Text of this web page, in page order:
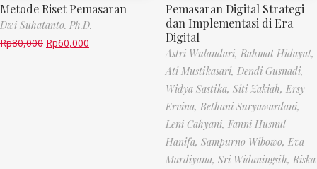
Metode Riset Pemasaran
Dwi Suhatanto. Ph.D.
Rp80,000 Rp60,000
Pemasaran Digital Strategi
dan Implementasi di Era
Digital
Astri Wulandari, Rahmat Hidayat,
Ati Mustikasari, Dendi Gusnadi,
Widya Sastika, Siti Zakiah, Ersy
Ervina, Bethani Suryawardani,
Leni Cahyani, Fanni Husnul
Hanifa, Sampurno Wibowo, Eva
Mardiyana, Sri Widaningsih, Riska